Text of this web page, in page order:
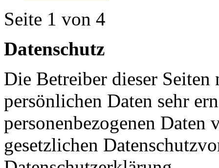
Seite 1 von 4
Datenschutz
Die Betreiber dieser Seiten
persönlichen Daten sehr
personenbezogenen Daten
gesetzlichen